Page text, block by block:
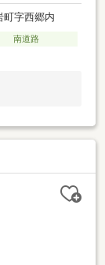
町字西郷内
南道路